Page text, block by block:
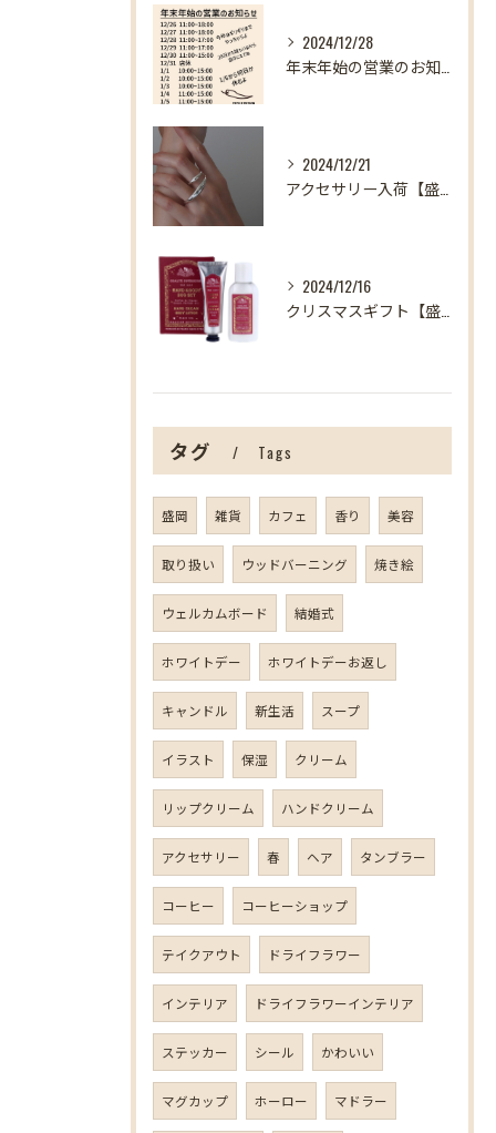
2024/12/28
2024/12/21
2024/12/16
タグ Tags
盛岡 雑貨 カフェ 香り 美容
取り扱い ウッドバーニング 焼き絵
ウェルカムボード 結婚式
ホワイトデー ホワイトデーお返し
キャンドル 新生活 スープ
イラスト 保湿 クリーム
リップクリーム ハンドクリーム
アクセサリー 春 ヘア タンブラー
コーヒー コーヒーショップ
テイクアウト ドライフラワー
インテリア ドライフラワーインテリア
ステッカー シール かわいい
マグカップ ホーロー マドラー